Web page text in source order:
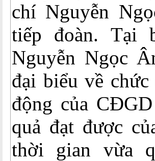
chí Nguyễn
tiếp đoàn. Tại
Nguyễn Ngọc
đại biểu về
động của
quả đạt được
thời gian vừa